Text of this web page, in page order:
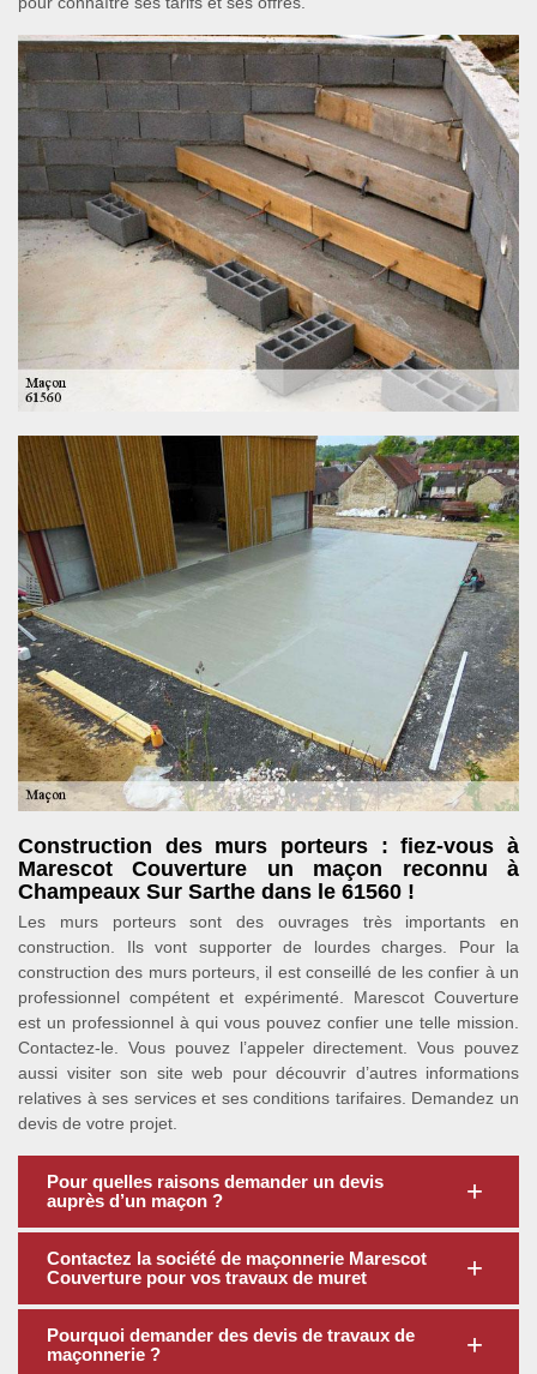
Construction des murs porteurs : fiez-vous à
Marescot Couverture un maçon reconnu à
Champeaux Sur Sarthe dans le 61560 !
Les murs porteurs sont des ouvrages très importants en
construction. Ils vont supporter de lourdes charges. Pour la
construction des murs porteurs, il est conseillé de les confier à un
professionnel compétent et expérimenté. Marescot Couverture
est un professionnel à qui vous pouvez confier une telle mission.
Contactez-le. Vous pouvez l’appeler directement. Vous pouvez
aussi visiter son site web pour découvrir d’autres informations
relatives à ses services et ses conditions tarifaires. Demandez un
devis de votre projet.
Pour quelles raisons demander un devis
auprès d’un maçon ?
Contactez la société de maçonnerie Marescot
Couverture pour vos travaux de muret
Pourquoi demander des devis de travaux de
maçonnerie ?